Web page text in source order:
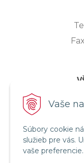
Vaše
Súbory cookie
služieb pre vás.
vaše preferencie.